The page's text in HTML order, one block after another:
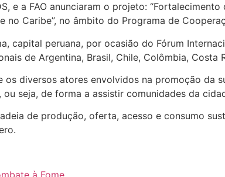
e a FAO anunciaram o projeto: “Fortalecimento
Caribe”, no âmbito do Programa de
capital peruana, por ocasião do Fórum
de Argentina, Brasil, Chile, Colômbia, Costa
diversos atores envolvidos na promoção da
seja, de forma a assistir comunidades da
de produção, oferta, acesso e consumo